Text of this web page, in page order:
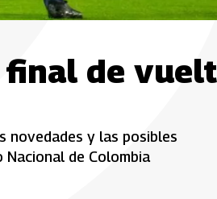
final de
novedades y las posibles
de Colombia